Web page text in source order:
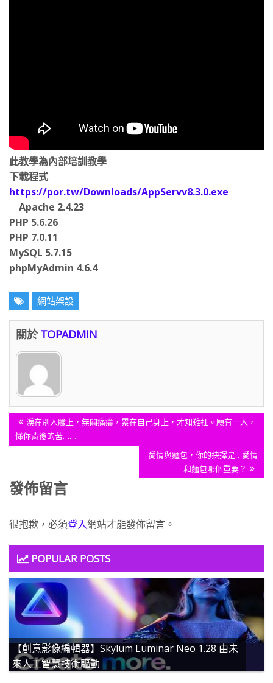
此教學為內部培訓教學
下載程式
https://por.tw/Downloads/AppServv8.3.0.exe
Apache 2.4.23
PHP 5.6.26
PHP 7.0.11
MySQL 5.7.15
phpMyAdmin 4.6.4
網站架設
關於 TOPADMIN
文
章
導
Previous
Post:
淚在別人臉上，無關痛癢，累在自己身上，才知難扛。願有一人，
懂你背後的苦…….
Post:
和麵包哪個重要？
發佈留言
POPULAR POSTS
【創意影像編輯器】Skylum Luminar Neo 1.28 由未
來人工智慧技術驅動